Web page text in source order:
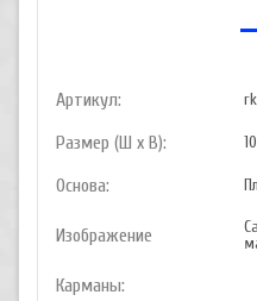
Артикул:
Размер (Ш х В):
Основа:
Изображение
Карманы: